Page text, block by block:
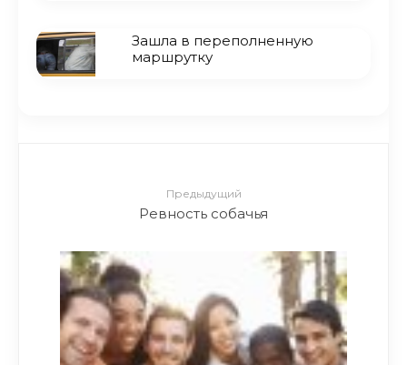
Зашла в переполненную
маршрутку
Предыдущий
Ревность собачья